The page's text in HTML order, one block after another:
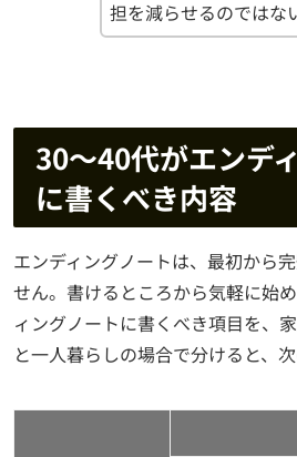
担を減らせるのではな
30〜40代がエンデ
に書くべき内容
エンディングノートは、最初から
せん。書けるところから気軽に始
ィングノートに書くべき項目を、
と一人暮らしの場合で分けると、